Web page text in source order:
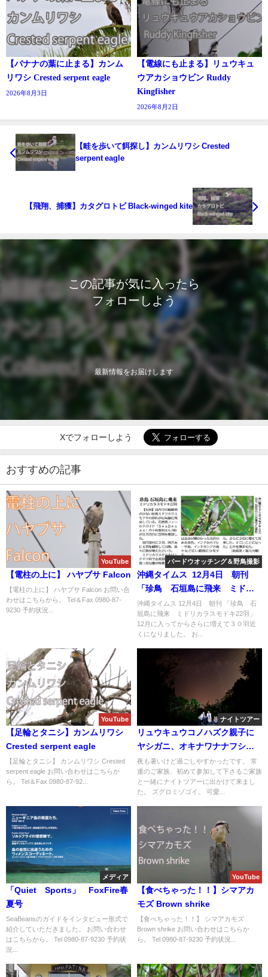
【バナナの葉に止まる】カンム
リワシ Crested serpent eagle
2026年8月3日
【電線にも止まる】リュウキュ
ウアカショウビン Ruddy
Kingfisher
2026年8月2日
【畦を歩いて餌探し】カンムリワシ Crested
serpent eagle
【飛翔、捕獲】カタグロトビ Black-winged kite
この記事が気に入ったら
フォローしよう
最新情報をお届けします
Xでフォローしよう
おすすめの記事
YouTube
【電柱の上に】 ハヤブサ Falcon
【電柱の上に】 ハヤブサ Falcon お問い合
わせはこちらから。 Tel＆Fax 0980-87-
9230 予約状況...
バードウオッチング＆野鳥撮影
沖縄タイムス 12月4日 朝刊
「珍鳥 石垣島に飛来 ミドリ
カラスモドキ22羽」
沖縄タイムス 12月4日 朝刊 「珍鳥 石
垣島に飛来 ミドリカラスモドキ22羽」
12月に入ってからさらに増えて３０羽近
くになりました。 お...
YouTube
【足輪とタニシ】カンムリワシ
Crested serpent eagle
【足輪とタニシ】 カンムリワシ Crested
serpent eagle お問い合わせはこちらか
ら。 Tel＆Fax 0980-87-92...
ナイトツアー
リュウキュウコノハズク親子に
ヤシガニ、オキナワナナフシ、
天の川等盛り沢山のナイトツア
ー！！
夜も暑いけど過ごしやすかったです。 常
連のご家族、初めて参加して下さるご家族
と一緒にナイトツアーに出かけて来まし
た。 ズグロミゾゴイ。 可愛...
メディア
「Quiet Sports」 FoxFire春
夏号
SeaBeansのガイドをインタビュー形式で
紹介していただきました。 お問い合わせ
はこちらから。 Tel 0980-87-9230 予約状
況...
YouTube
【食べちゃった！！】シマアカ
モズ Brown shrike
【食べちゃった！！】 シマアカモズ
Brown shrike お問い合わせはこちらか
ら。 Tel 0980-87-9230 予約状況...